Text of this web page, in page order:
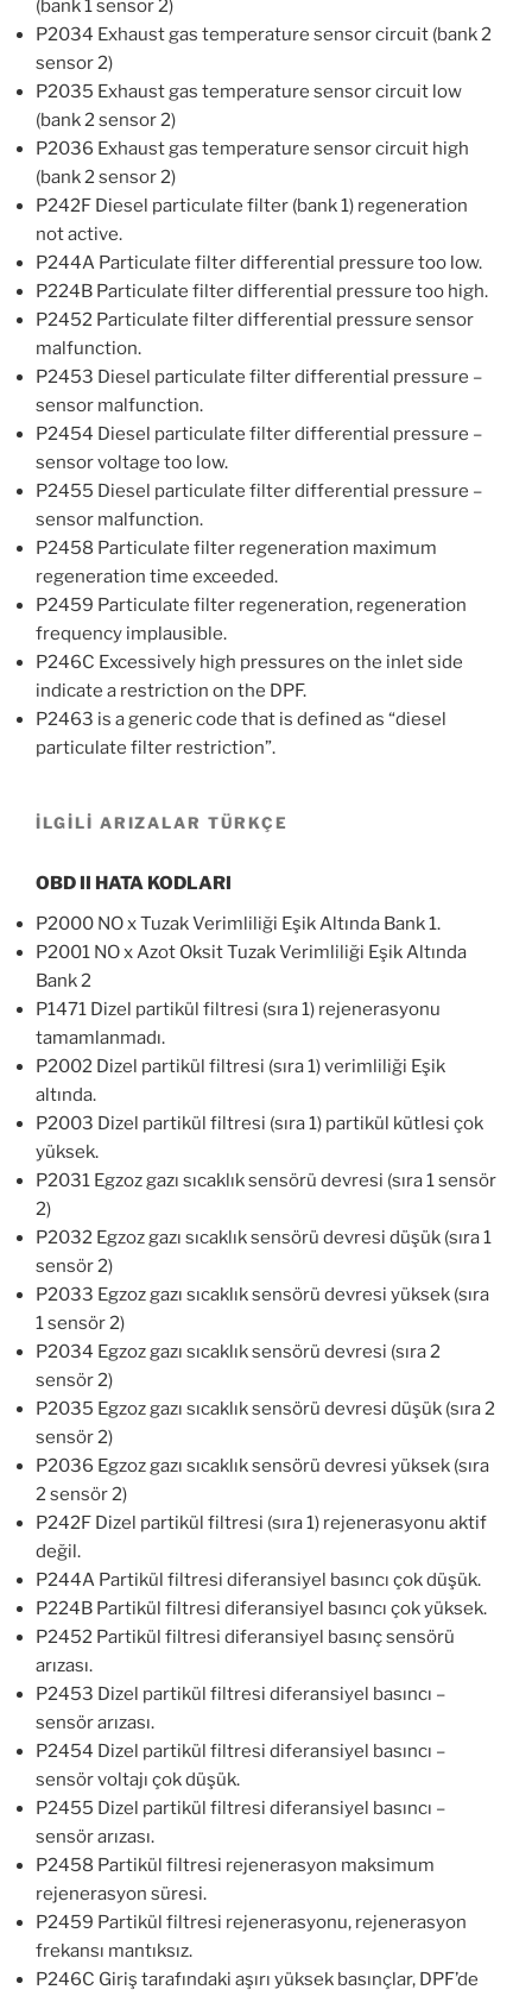
(bank 1 sensor 2)
P2034 Exhaust gas temperature sensor circuit (bank 2
sensor 2)
P2035 Exhaust gas temperature sensor circuit low
(bank 2 sensor 2)
P2036 Exhaust gas temperature sensor circuit high
(bank 2 sensor 2)
P242F Diesel particulate filter (bank 1) regeneration
not active.
P244A Particulate filter differential pressure too low.
P224B Particulate filter differential pressure too high.
P2452 Particulate filter differential pressure sensor
malfunction.
P2453 Diesel particulate filter differential pressure –
sensor malfunction.
P2454 Diesel particulate filter differential pressure –
sensor voltage too low.
P2455 Diesel particulate filter differential pressure –
sensor malfunction.
P2458 Particulate filter regeneration maximum
regeneration time exceeded.
P2459 Particulate filter regeneration, regeneration
frequency implausible.
P246C Excessively high pressures on the inlet side
indicate a restriction on the DPF.
P2463 is a generic code that is defined as “diesel
particulate filter restriction”.
İLGİLİ ARIZALAR TÜRKÇE
OBD II HATA KODLARI
P2000 NO x Tuzak Verimliliği Eşik Altında Bank 1.
P2001 NO x Azot Oksit Tuzak Verimliliği Eşik Altında
Bank 2
P1471 Dizel partikül filtresi (sıra 1) rejenerasyonu
tamamlanmadı.
P2002 Dizel partikül filtresi (sıra 1) verimliliği Eşik
altında.
P2003 Dizel partikül filtresi (sıra 1) partikül kütlesi çok
yüksek.
P2031 Egzoz gazı sıcaklık sensörü devresi (sıra 1 sensör
2)
P2032 Egzoz gazı sıcaklık sensörü devresi düşük (sıra 1
sensör 2)
P2033 Egzoz gazı sıcaklık sensörü devresi yüksek (sıra
1 sensör 2)
P2034 Egzoz gazı sıcaklık sensörü devresi (sıra 2
sensör 2)
P2035 Egzoz gazı sıcaklık sensörü devresi düşük (sıra 2
sensör 2)
P2036 Egzoz gazı sıcaklık sensörü devresi yüksek (sıra
2 sensör 2)
P242F Dizel partikül filtresi (sıra 1) rejenerasyonu aktif
değil.
P244A Partikül filtresi diferansiyel basıncı çok düşük.
P224B Partikül filtresi diferansiyel basıncı çok yüksek.
P2452 Partikül filtresi diferansiyel basınç sensörü
arızası.
P2453 Dizel partikül filtresi diferansiyel basıncı –
sensör arızası.
P2454 Dizel partikül filtresi diferansiyel basıncı –
sensör voltajı çok düşük.
P2455 Dizel partikül filtresi diferansiyel basıncı –
sensör arızası.
P2458 Partikül filtresi rejenerasyon maksimum
rejenerasyon süresi.
P2459 Partikül filtresi rejenerasyonu, rejenerasyon
frekansı mantıksız.
P246C Giriş tarafındaki aşırı yüksek basınçlar, DPF’de